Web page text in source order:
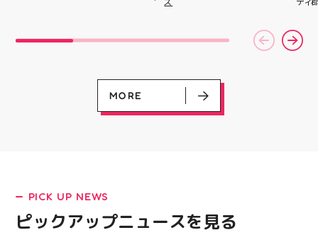
LATEST!
ピックアップニュース
ージファクトリー”へ遊
クスからランニングシュ
6」の紹介でした ・ 特
徴としては ☆軽量かつ
搭載し、推進力を向上さ
せました！
☆ASICSGRIPを前足部に
追加し、グリップ力を向
をカジュアルに走りたい
方や仕事履き、夏のお出
(水)
いたしま
22:00
MORE
PICK UP NEWS
ピックアップニュースを見る